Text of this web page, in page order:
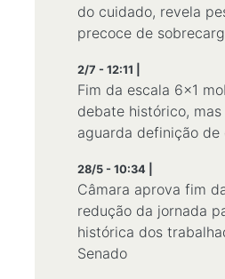
do cuidado, revela
precoce de
2/7 - 12:11 |
Fim da escala 6x1
debate histórico, mas
aguarda definição de
28/5 - 10:34 |
Câmara aprova fim
redução da jornada
histórica dos
Senado